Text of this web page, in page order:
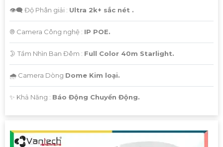
👁️‍🗨 Độ Phân giải : Ultra 2k+ sắc nét .
®️ Camera Công nghệ : IP POE.
🌛 Tầm Nhìn Ban Đêm : Full Color 40m Starlight.
🌧️ Camera Dòng Dome Kim loại.
️✨ Khả Năng : Báo Động Chuyển Động.